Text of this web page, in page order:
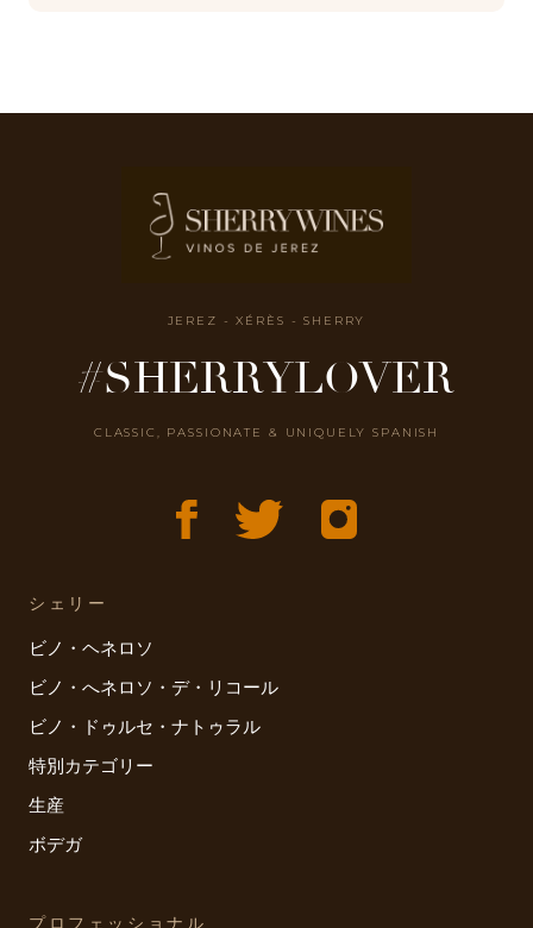
JEREZ - XÉRÈS - SHERRY
#SHERRYLOVER
CLASSIC, PASSIONATE & UNIQUELY SPANISH
シェリー
ビノ・ヘネロソ
ビノ・へネロソ・デ・リコール
ビノ・ドゥルセ・ナトゥラル
特別カテゴリー
生産
ボデガ
プロフェッショナル